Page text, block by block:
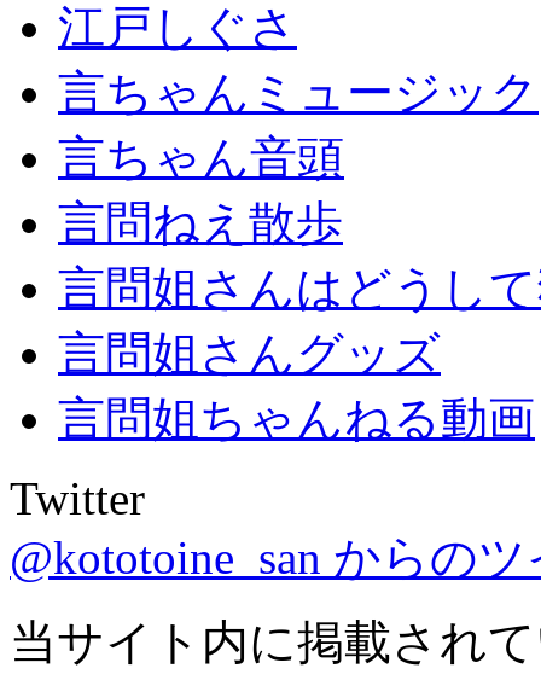
江戸しぐさ
言ちゃんミュージック
言ちゃん音頭
言問ねえ散歩
言問姐さんはどうし
言問姐さんグッズ
言問姐ちゃんねる動画
Twitter
@kototoine_san からの
当サイト内に掲載され